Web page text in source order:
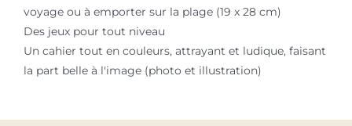
voyage ou à emporter sur la plage (19 x 28 cm)
Des jeux pour tout niveau
Un cahier tout en couleurs, attrayant et ludique, faisant
la part belle à l'image (photo et illustration)